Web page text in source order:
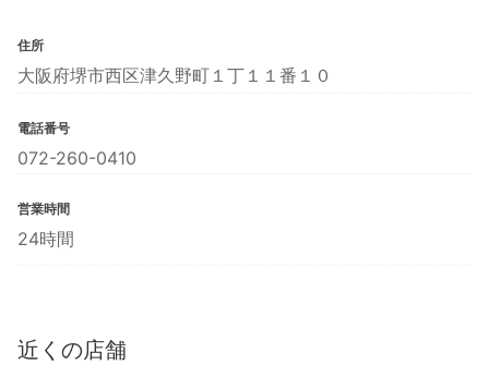
住所
大阪府堺市西区津久野町１丁１１番１０
電話番号
072-260-0410
営業時間
24時間
近くの店舗